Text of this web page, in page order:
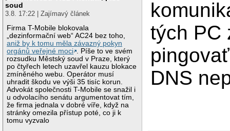
soud
3.8. 17:22 | Zajímavý článek
Firma T-Mobile blokovala
„dezinformační web“ AC24 bez toho,
aniž by k tomu měla závazný pokyn
orgánů veřejné moci . Píše to ve svém
rozsudku Městský soud v Praze, který
po čtyřech letech uzavřel kauzu blokace
zmíněného webu. Operátor musí
uhradit škodu ve výši 35 tisíc korun.
Advokát společnosti T-Mobile se snažil i
u odvolacího senátu argumentovat tím,
že firma jednala v dobré víře, když na
stránky omezila přístup poté, co ji k
tomu vyzvalo
tých PC
DNS